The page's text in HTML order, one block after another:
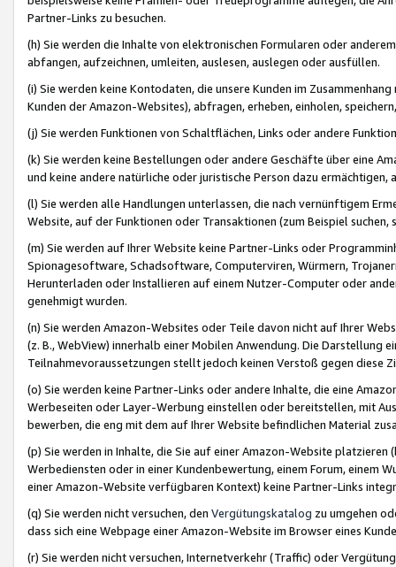
Partner-Links zu besuchen.
(h) Sie werden die Inhalte von elektronischen Formularen oder
abfangen, aufzeichnen, umleiten, auslesen, auslegen oder ausfüllen.
(i) Sie werden keine Kontodaten, die unsere Kunden im
Kunden der Amazon-Websites), abfragen, erheben, einholen,
(j) Sie werden Funktionen von Schaltflächen, Links oder andere
(k) Sie werden keine Bestellungen oder andere Geschäfte über eine
und keine andere natürliche oder juristische Person dazu
(l) Sie werden alle Handlungen unterlassen, die nach vernünftigem
Website, auf der Funktionen oder Transaktionen (zum Beispiel
(m) Sie werden auf Ihrer Website keine Partner-Links oder
Spionagesoftware, Schadsoftware, Computerviren, Würmern,
Herunterladen oder Installieren auf einem Nutzer-Computer oder
genehmigt wurden.
(n) Sie werden Amazon-Websites oder Teile davon nicht auf Ihrer
(z. B., WebView) innerhalb einer Mobilen Anwendung. Die Darstellung
Teilnahmevoraussetzungen stellt jedoch keinen Verstoß gegen diese
(o) Sie werden keine Partner-Links oder andere Inhalte, die eine
Werbeseiten oder Layer-Werbung einstellen oder bereitstellen, mit
bewerben, die eng mit dem auf Ihrer Website befindlichen Material
(p) Sie werden in Inhalte, die Sie auf einer Amazon-Website
Werbediensten oder in einer Kundenbewertung, einem Forum, einem
einer Amazon-Website verfügbaren Kontext) keine Partner-Links
(q) Sie werden nicht versuchen, den Vergütungskatalog zu umgehen
dass sich eine Webpage einer Amazon-Website im Browser eines
(r) Sie werden nicht versuchen, Internetverkehr (Traffic) oder